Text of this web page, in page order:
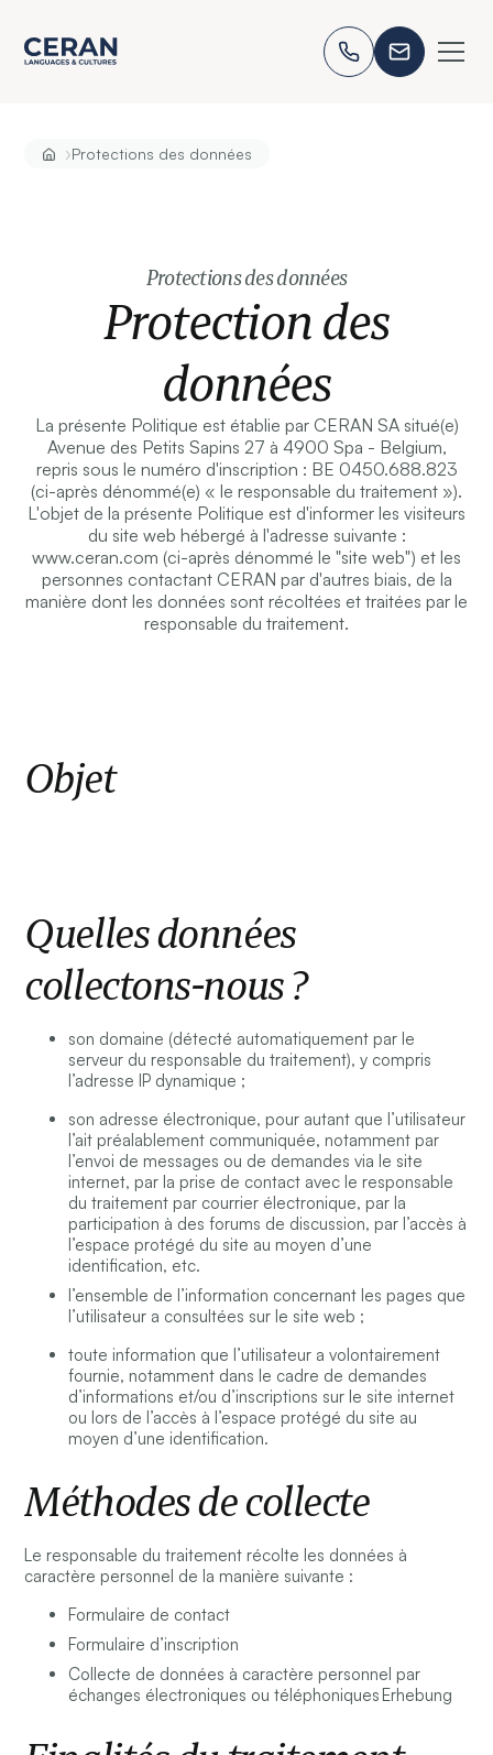
›Protections des données
Protections des données
Protection des
données
La présente Politique est établie par CERAN SA situé(e)
Avenue des Petits Sapins 27 à 4900 Spa - Belgium,
repris sous le numéro d'inscription : BE 0450.688.823
(ci-après dénommé(e) « le responsable du traitement »).
L'objet de la présente Politique est d'informer les visiteurs
du site web hébergé à l'adresse suivante :
www.ceran.com (ci-après dénommé le "site web") et les
personnes contactant CERAN par d'autres biais, de la
manière dont les données sont récoltées et traitées par le
responsable du traitement.
Objet
Quelles données
collectons-nous ?
son domaine (détecté automatiquement par le
serveur du responsable du traitement), y compris
l’adresse IP dynamique ;
son adresse électronique, pour autant que l’utilisateur
l’ait préalablement communiquée, notamment par
l’envoi de messages ou de demandes via le site
internet, par la prise de contact avec le responsable
du traitement par courrier électronique, par la
participation à des forums de discussion, par l’accès à
l’espace protégé du site au moyen d’une
identification, etc.
l’ensemble de l’information concernant les pages que
l’utilisateur a consultées sur le site web ;
toute information que l’utilisateur a volontairement
fournie, notamment dans le cadre de demandes
d’informations et/ou d’inscriptions sur le site internet
ou lors de l’accès à l’espace protégé du site au
moyen d’une identification.
Méthodes de collecte
Le responsable du traitement récolte les données à
caractère personnel de la manière suivante :
Formulaire de contact
Formulaire d’inscription
Collecte de données à caractère personnel par
échanges électroniques ou téléphoniques Erhebung